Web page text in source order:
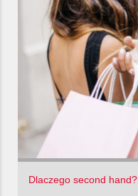
Dlaczego second hand?